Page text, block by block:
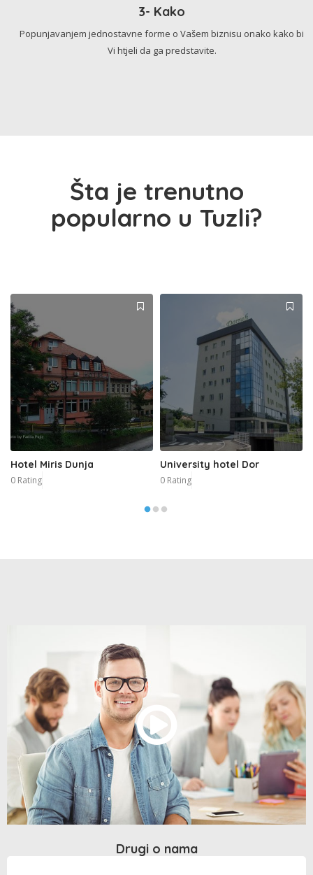
3- Kako
Popunjavanjem jednostavne forme o Vašem biznisu onako kako bi
Vi htjeli da ga predstavite.
Šta je trenutno
popularno u Tuzli?
Hotel Miris Dunja
0 Rating
University hotel Dor
0 Rating
Drugi o nama